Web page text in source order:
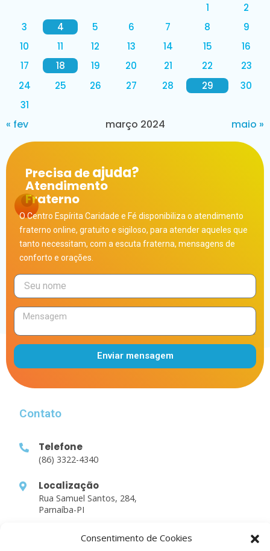
Consentimento de Cookies
março 2024
1
2
3
4 5 6 7 8
9
10
11 12 13 14 15
16
17
18 19 20 21 22
23
24
25 26 27 28 29
30
31
« fev maio »
Precisa deajuda?
Atendimento
Fraterno
O Centro Espírita Caridade e Fé disponibiliza o atendimento
fraterno online, gratuito e sigiloso, para atender aqueles que
tanto necessitam, com a escuta fraterna, mensagens de
conforto e orações.
Enviar mensagem
Contato
Telefone
(86) 3322-4340
Localização
Rua Samuel Santos, 284,
Parnaíba-PI
Links Rápidos